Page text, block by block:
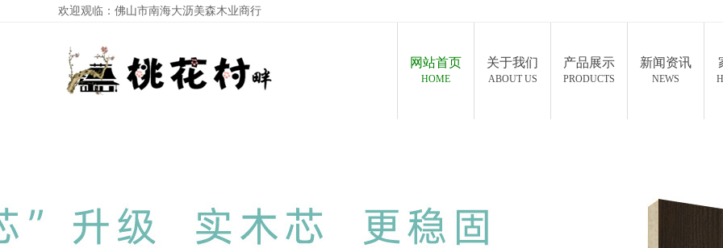
欢迎观临：佛山市南海大沥美森木业商行
网站首页
HOME
关于我们
ABOUT US
产品展示
PRODUCTS
新闻资讯
NEWS